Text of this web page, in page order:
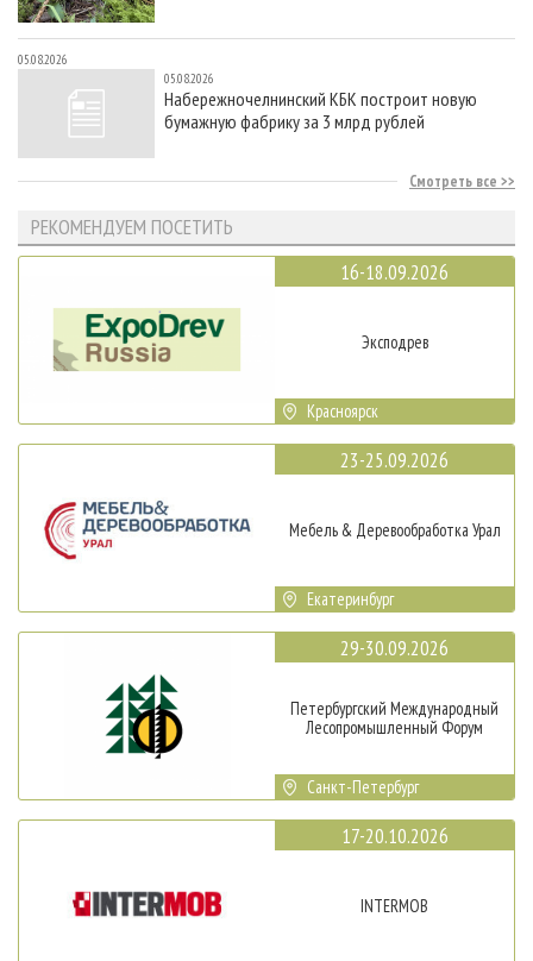
05.08.2026
05.08.2026
Набережночелнинский КБК построит новую
бумажную фабрику за 3 млрд рублей
Смотреть все
РЕКОМЕНДУЕМ ПОСЕТИТЬ
16-18.09.2026
Эксподрев
Красноярск
23-25.09.2026
Мебель & Деревообработка Урал
Екатеринбург
29-30.09.2026
Петербургский Международный
Лесопромышленный Форум
Санкт-Петербург
17-20.10.2026
INTERMOB